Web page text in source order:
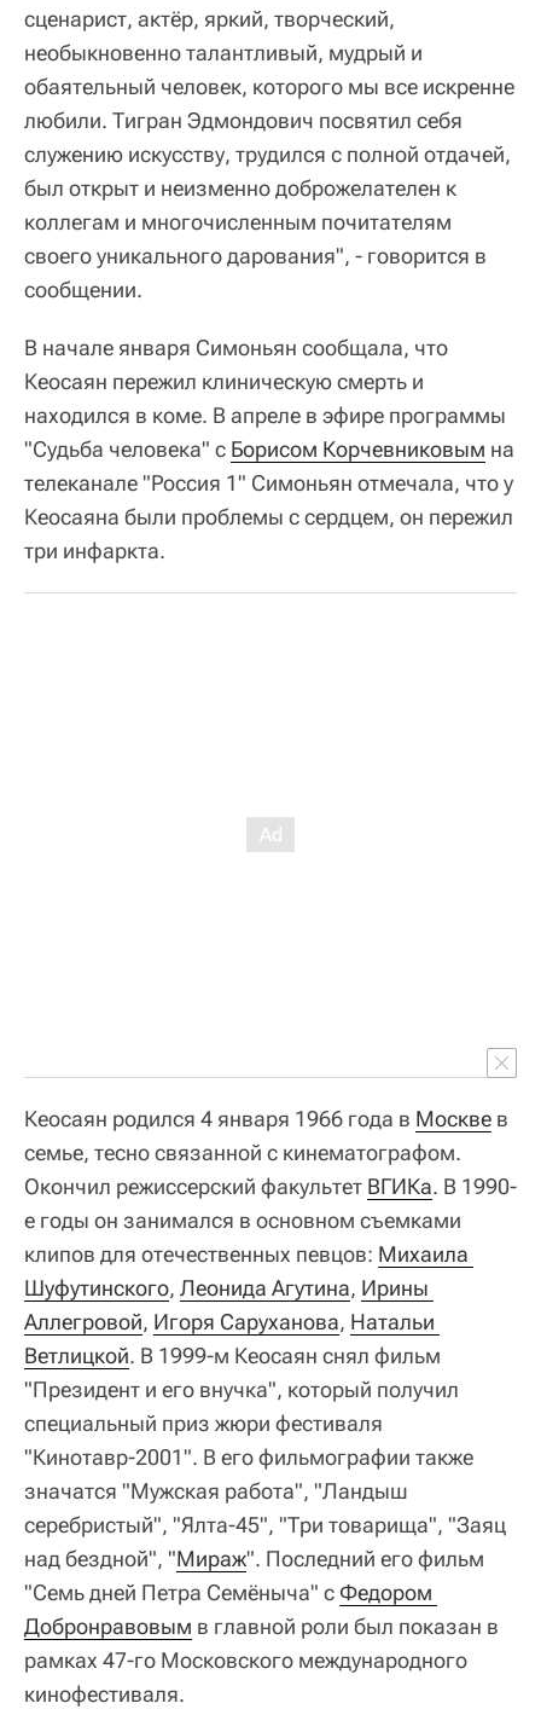
сценарист, актёр, яркий, творческий,
необыкновенно талантливый, мудрый и
обаятельный человек, которого мы все искренне
любили. Тигран Эдмондович посвятил себя
служению искусству, трудился с полной отдачей,
был открыт и неизменно доброжелателен к
коллегам и многочисленным почитателям
своего уникального дарования", - говорится в
сообщении.
В начале января Симоньян сообщала, что
Кеосаян пережил клиническую смерть и
находился в коме. В апреле в эфире программы
"Судьба человека" с Борисом Корчевниковым на
телеканале "Россия 1" Симоньян отмечала, что у
Кеосаяна были проблемы с сердцем, он пережил
три инфаркта.
Кеосаян родился 4 января 1966 года в Москве в
семье, тесно связанной с кинематографом.
Окончил режиссерский факультет ВГИКа. В 1990-
е годы он занимался в основном съемками
клипов для отечественных певцов: Михаила
Шуфутинского, Леонида Агутина, Ирины
Аллегровой, Игоря Саруханова, Натальи
Ветлицкой. В 1999-м Кеосаян снял фильм
"Президент и его внучка", который получил
специальный приз жюри фестиваля
"Кинотавр-2001". В его фильмографии также
значатся "Мужская работа", "Ландыш
серебристый", "Ялта-45", "Три товарища", "Заяц
над бездной", "Мираж". Последний его фильм
"Семь дней Петра Семёныча" с Федором
Добронравовым в главной роли был показан в
рамках 47-го Московского международного
кинофестиваля.